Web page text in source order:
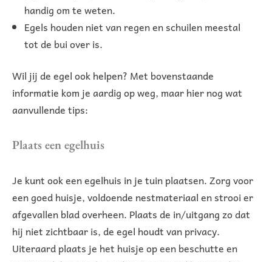
handig om te weten.
Egels houden niet van regen en schuilen meestal
tot de bui over is.
Wil jij de egel ook helpen? Met bovenstaande
informatie kom je aardig op weg, maar hier nog wat
aanvullende tips:
Plaats een egelhuis
Je kunt ook een egelhuis in je tuin plaatsen. Zorg voor
een goed huisje, voldoende nestmateriaal en strooi er
afgevallen blad overheen. Plaats de in/uitgang zo dat
hij niet zichtbaar is, de egel houdt van privacy.
Uiteraard plaats je het huisje op een beschutte en